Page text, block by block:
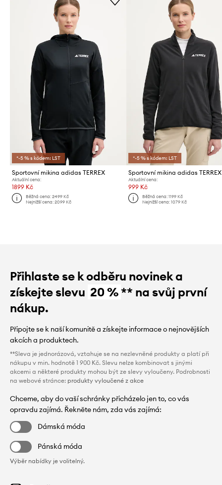
*-5 % s kódem: LST
Sportovní mikina adidas TERREX
Aktuální cena:
1899 Kč
Běžná cena:2499 Kč
Nejnižší cena:2099 Kč
*-5 % s kódem: LST
Aktuální cena:
999 Kč
Běžná cena: 1199 Kč
Nejnižší cena: 1079 Kč
Přihlaste se k odběru novinek a
získejte slevu 20 %** na svůj první
nákup.
Připojte se k naší komunitě a získejte informace o nejnovějších
akcích a produktech.
**Sleva je jednorázová, vztahuje se na nezlevněné produkty a platí při
nákupu v min. hodnotě 1 900 Kč. Slevu nelze kombinovat s jinými
akcemi a některé produkty mohou být ze slevy vyloučeny. Podrobnosti
na webové stránce: produkty vyloučené z akce
Chceme, aby do vaší schránky přicházelo jen to, co vás
opravdu zajímá. Řekněte nám, zda vás zajímá:
Dámská móda
Pánská móda
Výběr nabídky je volitelný.